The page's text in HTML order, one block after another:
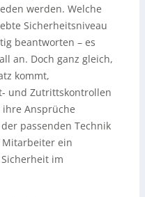
werden. Welche
Sicherheitsniveau
beantworten – es
an. Doch ganz gleich,
kommt,
und Zutrittskontrollen
Ansprüche
passenden Technik
ein
im